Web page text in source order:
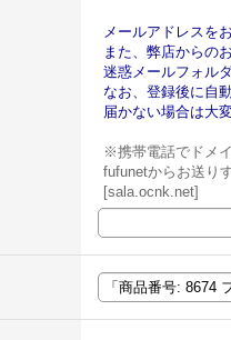
メールアドレスを
また、弊店からの
迷惑メールフォル
なお、登録後に自
届かない場合は大
※携帯電話でドメ
fufunetからお送り
[sala.ocnk.net]